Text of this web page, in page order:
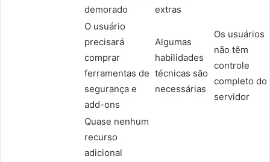
demorado
extras
O usuário
precisará
comprar
ferramentas de
segurança e
add-ons
Algumas
habilidades
técnicas são
necessárias
Os usuários
não têm
controle
completo do
servidor
Quase nenhum
recurso
adicional